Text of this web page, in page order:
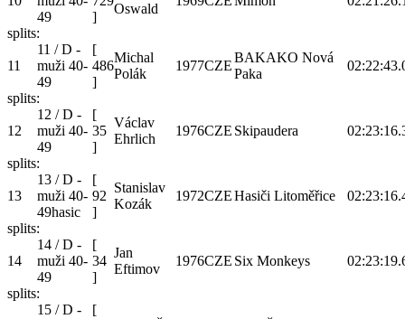
49
]
Oswald
splits:
11
11 / D -
muži 40-
49
[
486
]
Michal
Polák
1977CZE
BAKAKO Nová
Paka
splits:
12
12 / D -
muži 40-
49
[
35
]
Václav
Ehrlich
1976CZE Skipaudera
splits:
13
13 / D -
muži 40-
49hasic
[
92
]
Stanislav
Kozák
1972CZEHasiči Litoměřice
splits:
14
14 / D -
muži 40-
49
[
34
]
Jan
Eftimov
1976CZE Six Monkeys
splits:
15 / D -
[